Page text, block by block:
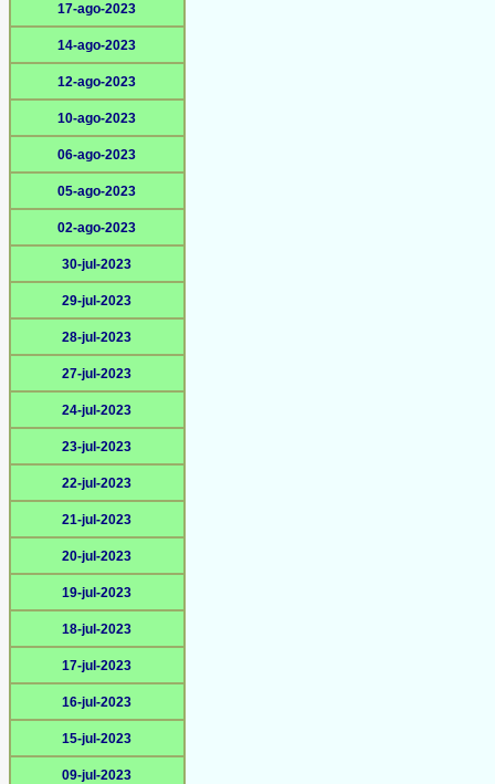
17-ago-2023
14-ago-2023
12-ago-2023
10-ago-2023
06-ago-2023
05-ago-2023
02-ago-2023
30-jul-2023
29-jul-2023
28-jul-2023
27-jul-2023
24-jul-2023
23-jul-2023
22-jul-2023
21-jul-2023
20-jul-2023
19-jul-2023
18-jul-2023
17-jul-2023
16-jul-2023
15-jul-2023
09-jul-2023